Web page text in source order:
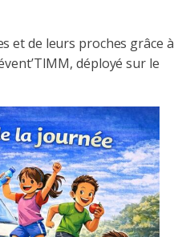
et de leurs proches grâce à
déployé sur le
LinkedIn